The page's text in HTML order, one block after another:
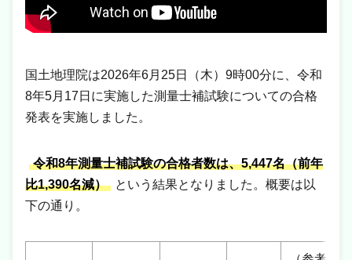
国土地理院は2026年6月25日（木）9時00分に、令和
8年5月17日に実施した測量士補試験についての合格
発表を実施しました。
令和8年測量士補試験の合格者数は、5,447名（前年
比1,390名減）
という結果となりました。概要は以
下の通り。